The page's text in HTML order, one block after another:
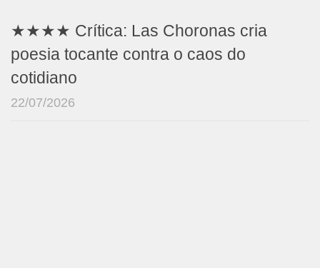
★★★★ Crítica: Las Choronas cria
poesia tocante contra o caos do
cotidiano
22/07/2026